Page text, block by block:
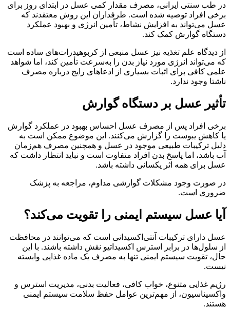
در طب سنتی ایرانی، مصرف مقدار کمی عسل در ابتدای روز برای
برخی افراد توصیه شده است. طرفداران این روش معتقدند که
عسل می‌تواند به افزایش نشاط، تأمین انرژی و بهبود عملکرد
دستگاه گوارش کمک کند.
از دیدگاه علم تغذیه نیز عسل منبعی از کربوهیدرات‌های ساده است
که می‌تواند انرژی مورد نیاز بدن را به‌سرعت تأمین کند، اما شواهد
علمی کافی برای اثبات بسیاری از ادعاهای رایج درباره مصرف
ناشتا وجود ندارد.
تأثیر عسل بر دستگاه گوارش
برخی افراد پس از مصرف عسل احساس بهبود در عملکرد گوارش
یا کاهش یبوست را گزارش می‌کنند. این موضوع ممکن است به
دلیل ترکیبات طبیعی موجود در عسل و همچنین مصرف هم‌زمان
آب باشد، اما پاسخ بدن افراد متفاوت است و نباید انتظار داشت که
عسل برای همه اثر یکسانی داشته باشد.
در صورت وجود مشکلات گوارشی مداوم، مراجعه به پزشک
ضروری است.
آیا عسل سیستم ایمنی را تقویت می‌کند؟
عسل دارای ترکیبات آنتی‌اکسیدانی است که می‌توانند در محافظت
از سلول‌ها در برابر استرس اکسیداتیو نقش داشته باشند. با این
حال، تقویت سیستم ایمنی تنها به مصرف یک ماده غذایی وابسته
نیست.
رژیم غذایی متنوع، خواب کافی، فعالیت بدنی، مدیریت استرس و
واکسیناسیون، از مهم‌ترین عوامل حفظ سلامت سیستم ایمنی
هستند.